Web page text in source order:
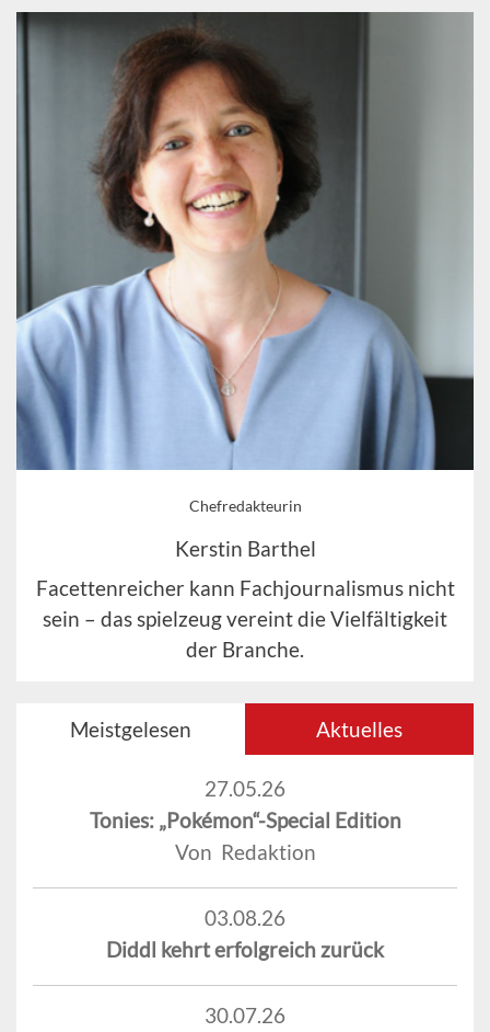
Chefredakteurin
Kerstin Barthel
Facettenreicher kann Fachjournalismus nicht
sein – das spielzeug vereint die Vielfältigkeit
der Branche.
Meistgelesen Aktuelles
27.05.26
Tonies: „Pokémon“-Special Edition
Von Redaktion
03.08.26
Diddl kehrt erfolgreich zurück
30.07.26